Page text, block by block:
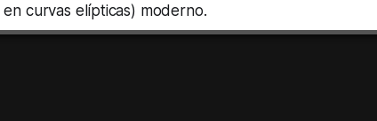
curvas elípticas) moderno.